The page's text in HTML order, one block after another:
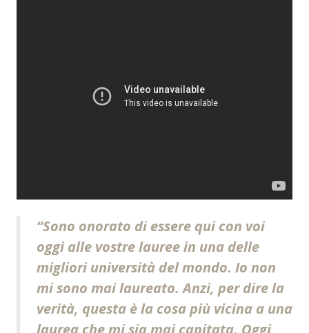
“Sono onorato di essere qui con voi
oggi alle vostre lauree in una delle
migliori università del mondo. Io non
mi sono mai laureato. Anzi, per dire la
verità, questa è la cosa più vicina a una